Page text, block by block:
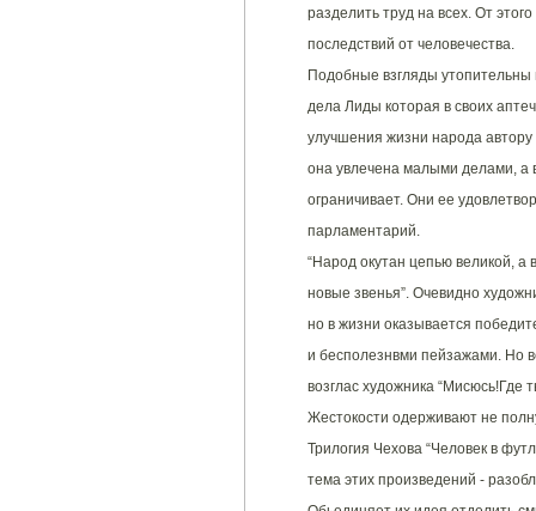
разделить труд на всех. От
последствий от человечества.
Подобные взгляды
дела Лиды которая в своих
улучшения жизни народа
она увлечена малыми делами, а
ограничивает. Они ее
парламентарий.
“Народ окутан цепью великой,
новые звенья”. Очевидно
но в жизни оказывается
и бесполезнвми пейзажами. Но
возглас художника “Мисюсь!Где
Жестокости одерживают не
Трилогия Чехова “Человек в
тема этих произведений -